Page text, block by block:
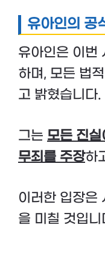
유아인의 공
유아인은 이번
하며, 모든 법
고 밝혔습니다.
그는 모든 진실
무죄를 주장하
이러한 입장은
을 미칠 것입니